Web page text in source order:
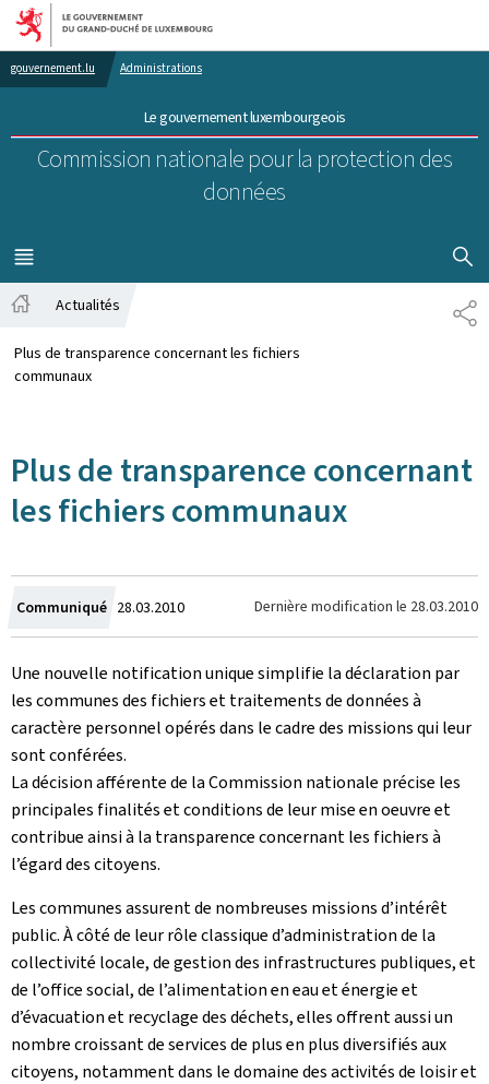
Aller au menu principal
Aller au contenu
gouvernement.lu Administrations
Le gouvernement luxembourgeois
Commission nationale pour la protection des
données
MENU
PRINCIPAL
Actualités
Plus de transparence concernant les fichiers
communaux
Plus de transparence concernant
les fichiers communaux
Communiqué Crée
le
28.03.2010 Dernière modification le 28.03.2010
Une nouvelle notification unique simplifie la déclaration par
les communes des fichiers et traitements de données à
caractère personnel opérés dans le cadre des missions qui leur
sont conférées.
La décision afférente de la Commission nationale précise les
principales finalités et conditions de leur mise en oeuvre et
contribue ainsi à la transparence concernant les fichiers à
l’égard des citoyens.
Les communes assurent de nombreuses missions d’intérêt
public. À côté de leur rôle classique d’administration de la
collectivité locale, de gestion des infrastructures publiques, et
de l’office social, de l’alimentation en eau et énergie et
d’évacuation et recyclage des déchets, elles offrent aussi un
nombre croissant de services de plus en plus diversifiés aux
citoyens, notamment dans le domaine des activités de loisir et